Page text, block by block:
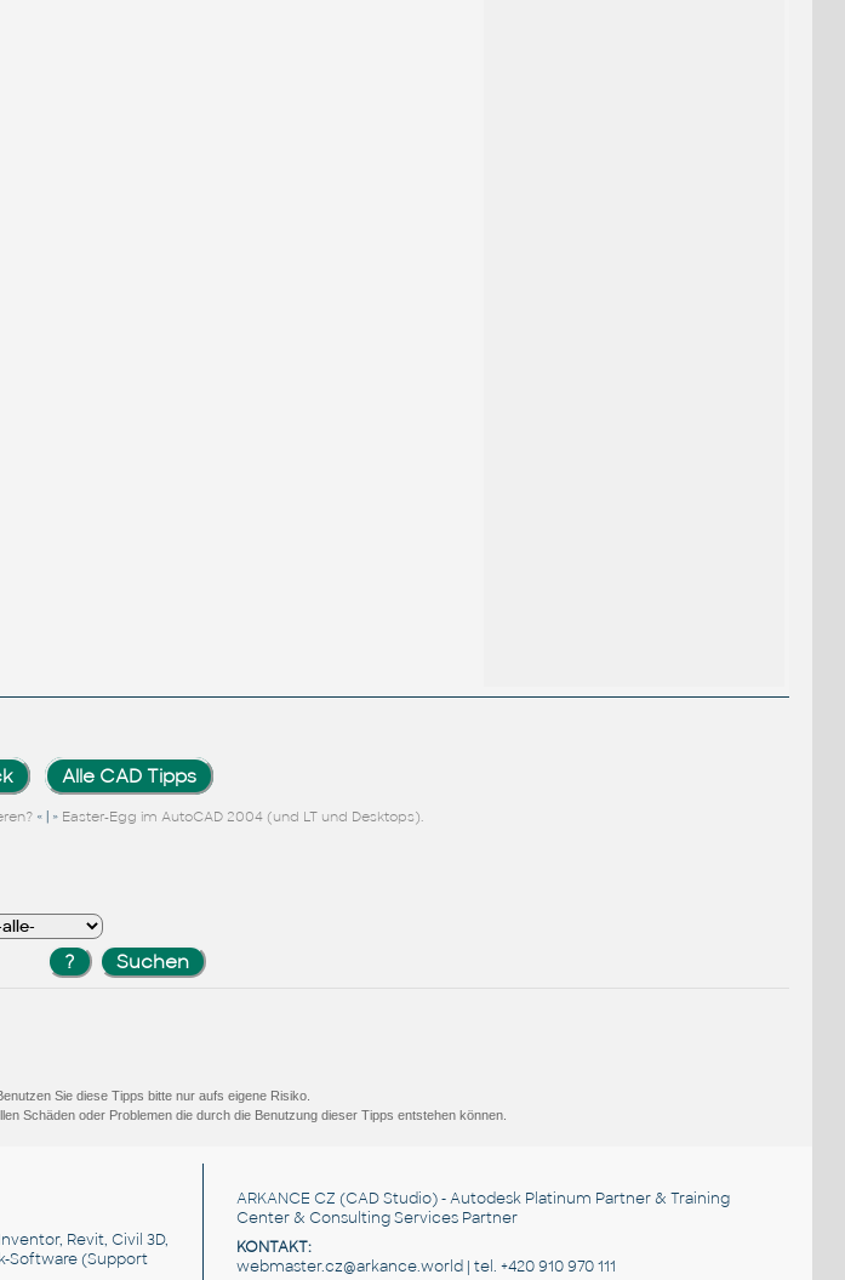
Alle CAD Tipps
« | » Easter-Egg im AutoCAD 2004 (und LT und Desktops).
Sie diese Tipps bitte nur aufs eigene Risiko.
Schäden oder Problemen die durch die Benutzung dieser Tipps entstehen können.
Revit, Civil 3D,
Software (Support
ARKANCE CZ (CAD Studio) - Autodesk Platinum Partner & Training
Center & Consulting Services Partner
KONTAKT:
webmaster.cz@arkance.world | tel. +420 910 970 111